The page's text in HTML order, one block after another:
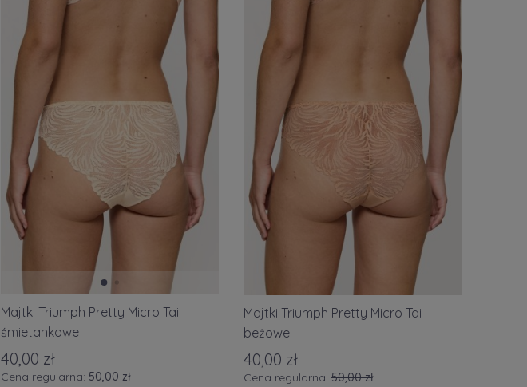
Majtki Triumph Pretty Micro Tai
śmietankowe
40,00 zł
Cena regularna:50,00 zł
Majtki Triumph Pretty Micro Tai
beżowe
40,00 zł
Cena regularna:50,00 zł